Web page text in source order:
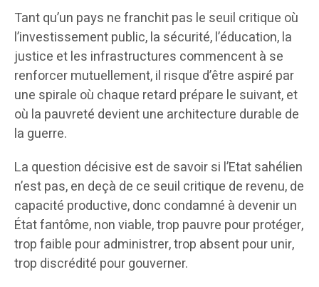
Tant qu’un pays ne franchit pas le seuil critique où
l’investissement public, la sécurité, l’éducation, la
justice et les infrastructures commencent à se
renforcer mutuellement, il risque d’être aspiré par
une spirale où chaque retard prépare le suivant, et
où la pauvreté devient une architecture durable de
la guerre.
La question décisive est de savoir si l’Etat sahélien
n’est pas, en deçà de ce seuil critique de revenu, de
capacité productive, donc condamné à devenir un
État fantôme, non viable, trop pauvre pour protéger,
trop faible pour administrer, trop absent pour unir,
trop discrédité pour gouverner.